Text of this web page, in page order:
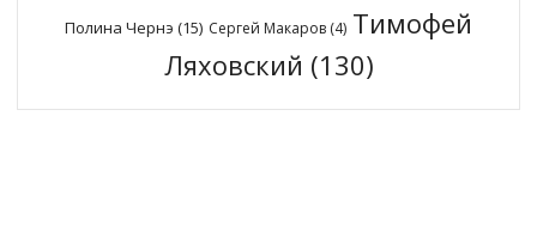
Полина Чернэ (15) Сергей Макаров (4) Тимофей
Ляховский (130)